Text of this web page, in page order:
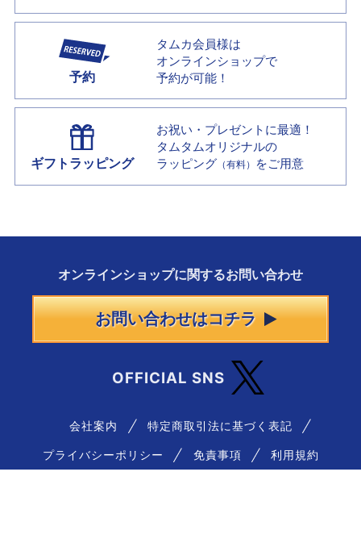
予約
タムカ会員様は
オンラインショップで
予約が可能！
ギフトラッピング
お祝い・プレゼントに最適！
タムタムオリジナルの
ラッピング （有料） をご用意
オンラインショップに関するお問い合わせ
お問い合わせはコチラ
OFFICIAL SNS
会社案内 特定商取引法に基づく表記
プライバシーポリシー 免責事項 利用規約